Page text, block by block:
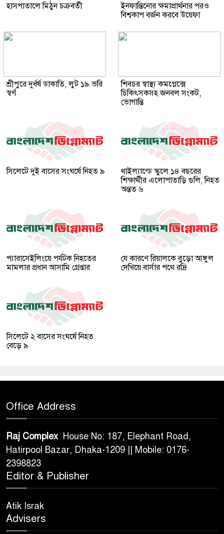
হাসপাতালে মিঠুন চক্রবর্তী
ইনফান্তিনোর ক্ষমাপ্রার্থনার পরও
বিশ্বকাপ বর্জন করবে উয়েফা
শ্রীপুরে দুর্ধর্ষ ডাকাতি, লুট ১৯ ভরি
স্বর্ণ
শিবচর স্বাস্থ্য কমপ্লেক্সে
চিকিৎসকসহ জনবল সংকট,
ভোগান্তি
সিলেটে দুই বাসের সংঘর্ষে নিহত ৯
থাইল্যান্ডে স্কুলে ১৪ বছরের
শিক্ষার্থীর এলোপাতাড়ি গুলি, নিহত
অন্তত ৬
প্যারাসেইলিংয়ে পর্যটক নিহতের
মামলার প্রধান আসামি গ্রেপ্তার
যে কারণে রিয়ালকে বুড়ো আঙ্গুল
দেখিয়ে বার্সার পথে রদ্রি
সিলেটে ২ বাসের সংঘর্ষে নিহত
বেড়ে ৯
Office Address
Raj Complex House No: 187, Elephant Road,
Hatirpool Bazar, Dhaka-1209 || Mobile: 0176-
2398823
Editor & Publisher
Atik Israk
Advisers